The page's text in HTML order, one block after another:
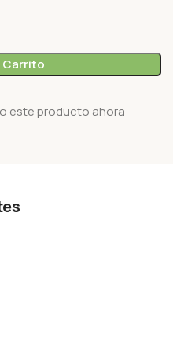
Carrito
este producto ahora